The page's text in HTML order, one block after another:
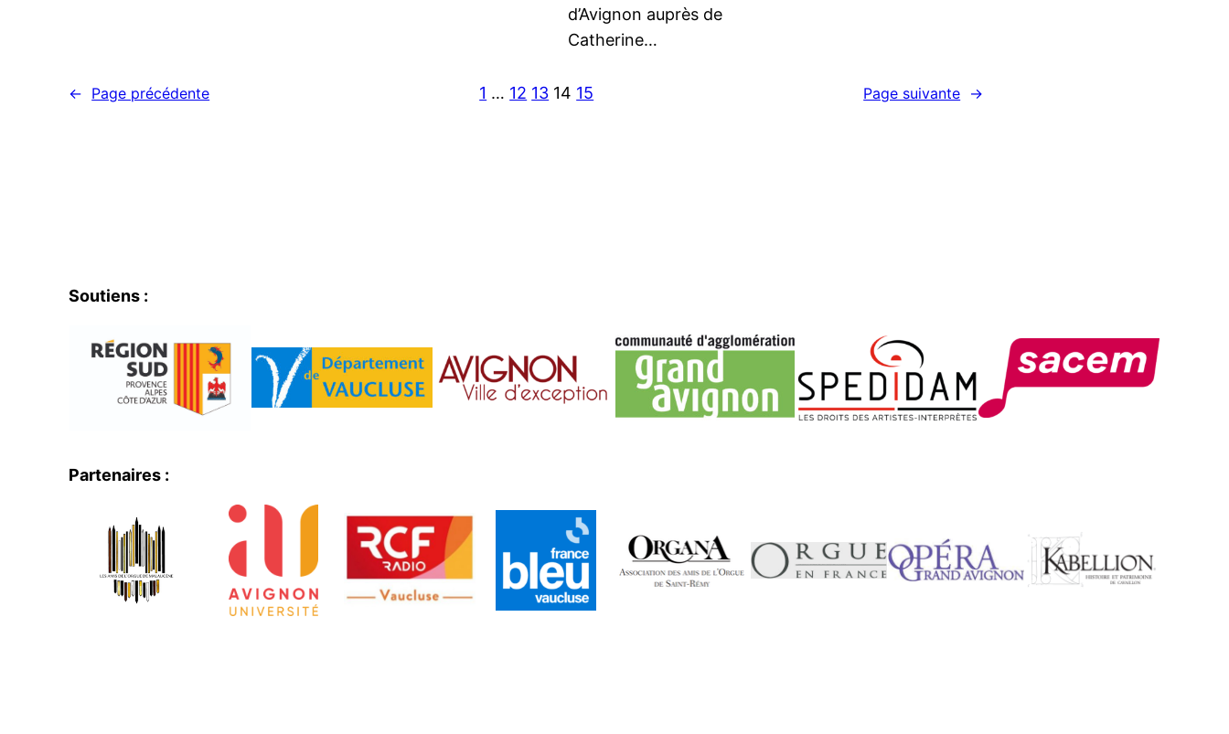
d’Avignon auprès de
Catherine…
← Page précédente 1 … 12 13 14 15 Page suivante →
Soutiens :
Partenaires :